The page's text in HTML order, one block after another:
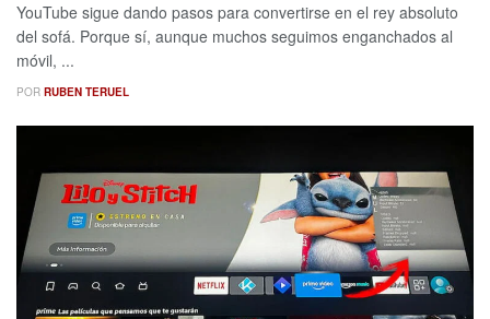
YouTube sigue dando pasos para convertirse en el rey absoluto
del sofá. Porque sí, aunque muchos seguimos enganchados al
móvil, ...
POR RUBEN TERUEL